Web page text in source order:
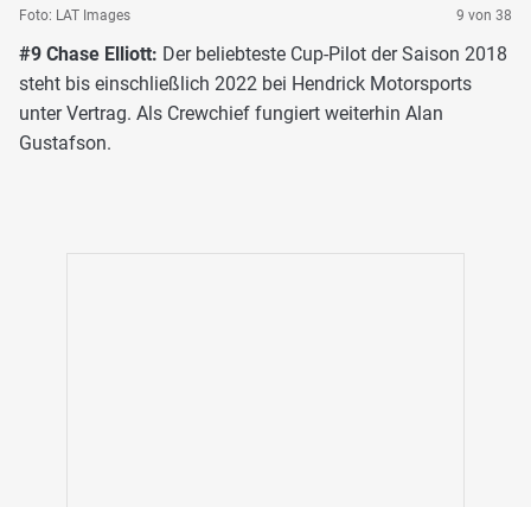
Foto: LAT Images 9 von 38
#9 Chase Elliott: Der beliebteste Cup-Pilot der Saison 2018
steht bis einschließlich 2022 bei Hendrick Motorsports
unter Vertrag. Als Crewchief fungiert weiterhin Alan
Gustafson.